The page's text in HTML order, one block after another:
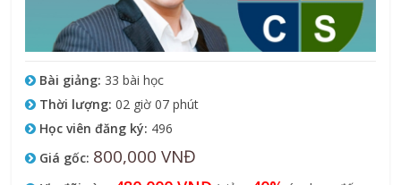
Bài giảng: 33 bài học
Thời lượng: 02 giờ 07 phút
Học viên đăng ký: 496
Giá gốc: 800,000 VNĐ